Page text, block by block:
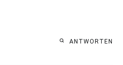
ANTWORTEN